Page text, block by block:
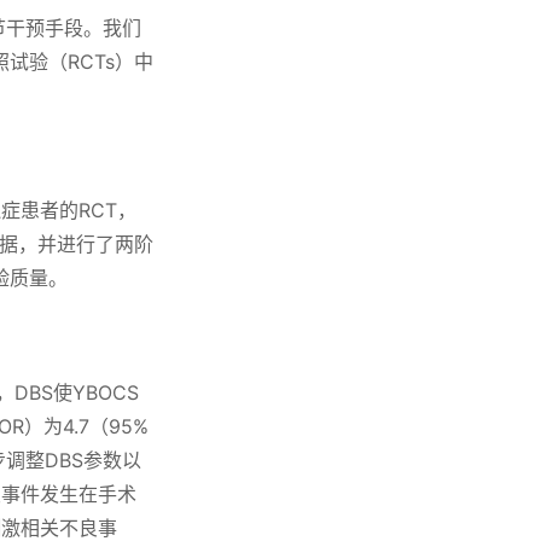
预手段。我们
试验（RCTs）中
患者的RCT，
，并进行了两阶
量。
DBS使YBOCS
）为4.7（95%
整DBS参数以
件发生在手术
相关不良事